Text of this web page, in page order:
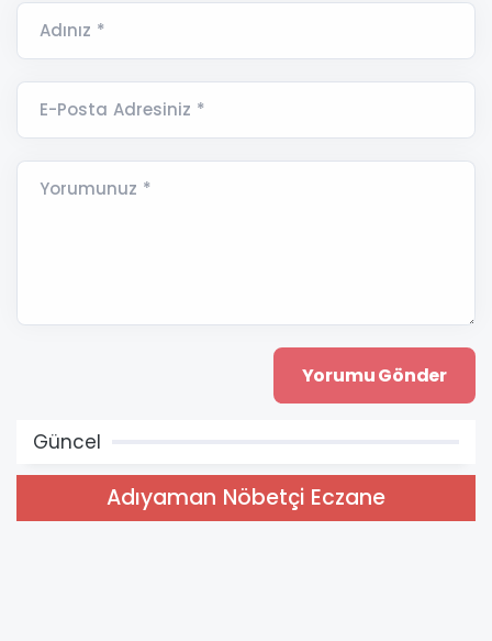
Adınız *
E-Posta Adresiniz *
Yorumunuz *
Güncel
Adıyaman Nöbetçi Eczane